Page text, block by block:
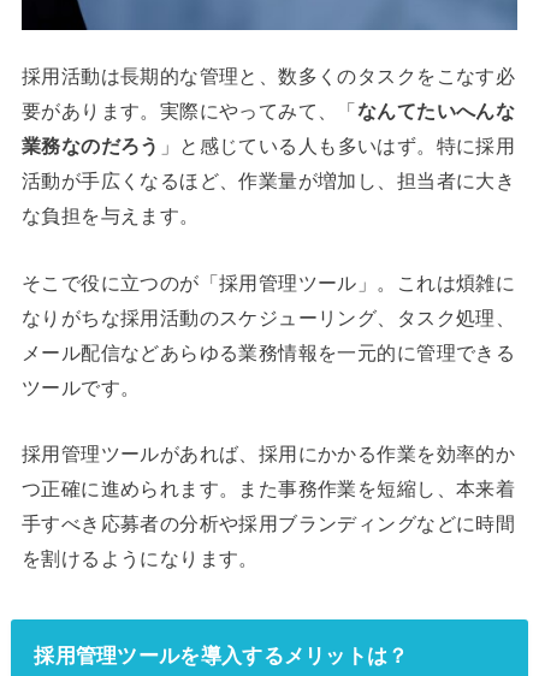
採用活動は長期的な管理と、数多くのタスクをこなす必
要があります。実際にやってみて、「なんてたいへんな
業務なのだろう 」と感じている人も多いはず。特に採用
活動が手広くなるほど、作業量が増加し、担当者に大き
な負担を与えます。
そこで役に立つのが「採用管理ツール」。これは煩雑に
なりがちな採用活動のスケジューリング、タスク処理、
メール配信などあらゆる業務情報を一元的に管理できる
ツールです。
採用管理ツールがあれば、採用にかかる作業を効率的か
つ正確に進められます。また事務作業を短縮し、本来着
手すべき応募者の分析や採用ブランディングなどに時間
を割けるようになります。
採用管理ツールを導入するメリットは？